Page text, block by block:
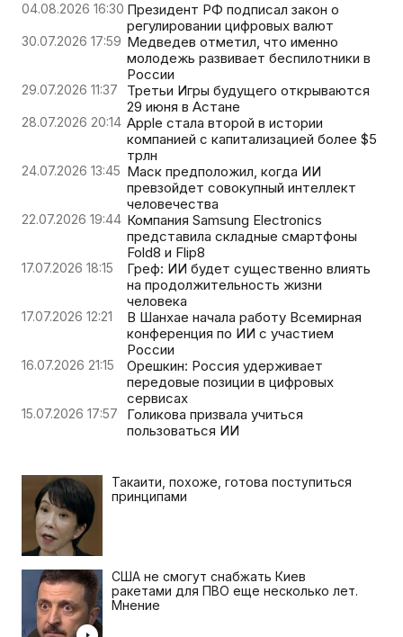
04.08.2026 16:30 Президент РФ подписал закон о
регулировании цифровых валют
30.07.2026 17:59 Медведев отметил, что именно
молодежь развивает беспилотники в
России
29.07.2026 11:37
Третьи Игры будущего открываются
29 июня в Астане
28.07.2026 20:14 Apple стала второй в истории
компанией с капитализацией более $5
трлн
24.07.2026 13:45 Маск предположил, когда ИИ
превзойдет совокупный интеллект
человечества
22.07.2026 19:44 Компания Samsung Electronics
представила складные смартфоны
Fold8 и Flip8
17.07.2026 18:15
Греф: ИИ будет существенно влиять
на продолжительность жизни
человека
17.07.2026 12:21
В Шанхае начала работу Всемирная
конференция по ИИ с участием
России
16.07.2026 21:15
Орешкин: Россия удерживает
передовые позиции в цифровых
сервисах
15.07.2026 17:57
Голикова призвала учиться
пользоваться ИИ
Такаити, похоже, готова поступиться
принципами
США не смогут снабжать Киев
ракетами для ПВО еще несколько лет.
Мнение